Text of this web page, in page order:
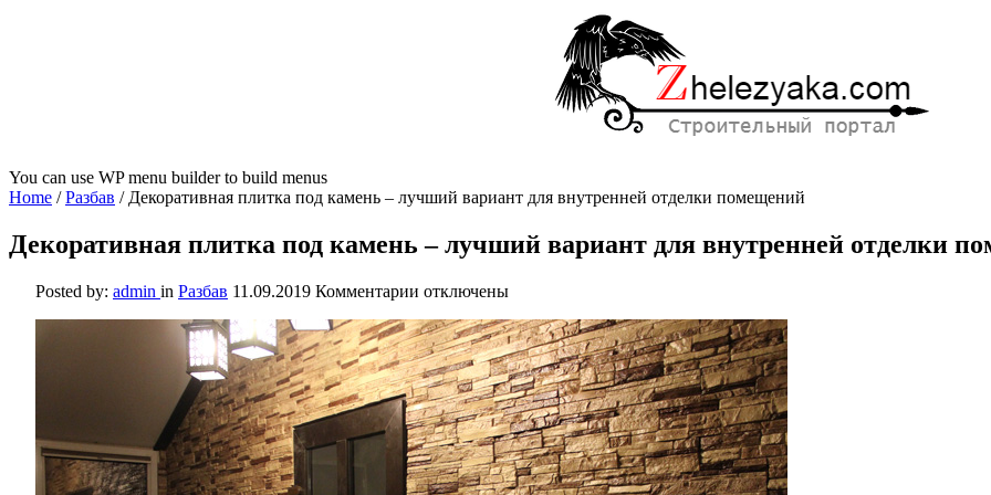
You can use WP menu builder to build menus
Home /Разбав / Декоративная плитка под камень – лучший вариант для внутренней отделки помещений
Декоративная плитка под камень – лучший вариант для внутренней отделки
Posted by: admin in Разбав 11.09.2019 Комментарии
к
Декоративная
плитка
под
камень
–
лучший
вариант
для
внутренней
отключены